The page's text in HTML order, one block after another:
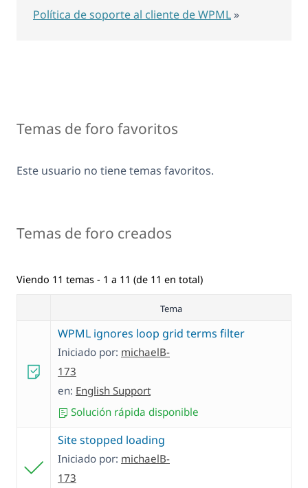
Temas de foro favoritos
Este usuario no tiene temas favoritos.
Temas de foro creados
Viendo 11 temas - 1 a 11 (de 11 en total)
Tema
WPML ignores loop grid terms filter
Iniciado por: michaelB-
173
en: English Support
Solución rápida disponible
Site stopped loading
Iniciado por: michaelB-
173
Política de soporte al cliente de WPML »